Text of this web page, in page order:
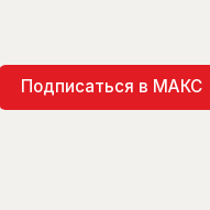
Подписаться в МАКС